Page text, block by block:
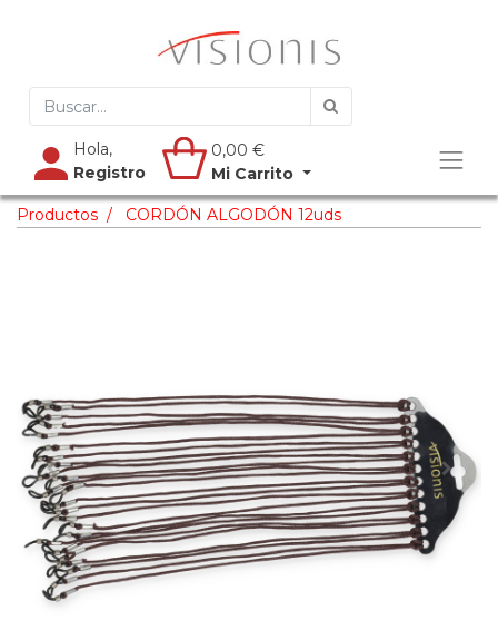
Hola,
Registro
0,00 €
Mi Carrito
Productos CORDÓN ALGODÓN 12uds